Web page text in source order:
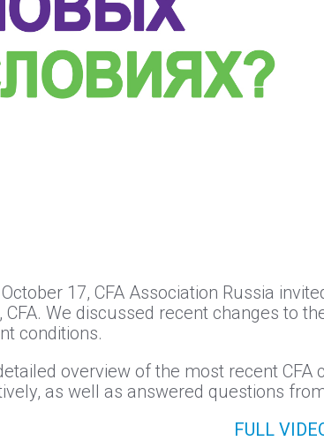
17, CFA Association Russia
CFA. We discussed recent changes to
conditions.
overview of the most recent
as well as answered questions
FULL